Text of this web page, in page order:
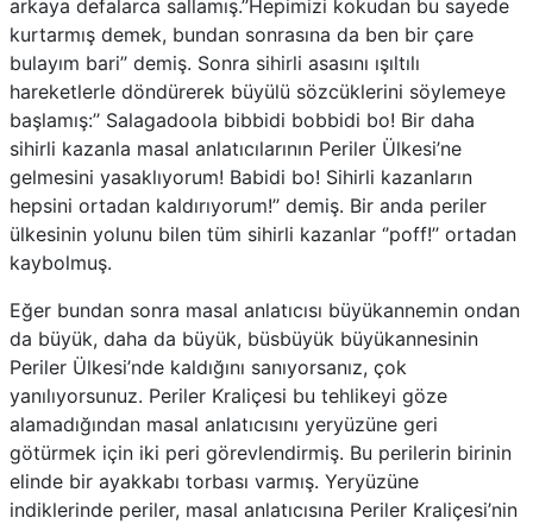
arkaya defalarca sallamış.’’Hepimizi kokudan bu sayede
kurtarmış demek, bundan sonrasına da ben bir çare
bulayım bari’’ demiş. Sonra sihirli asasını ışıltılı
hareketlerle döndürerek büyülü sözcüklerini söylemeye
başlamış:’’ Salagadoola bibbidi bobbidi bo! Bir daha
sihirli kazanla masal anlatıcılarının Periler Ülkesi’ne
gelmesini yasaklıyorum! Babidi bo! Sihirli kazanların
hepsini ortadan kaldırıyorum!’’ demiş. Bir anda periler
ülkesinin yolunu bilen tüm sihirli kazanlar ‘’poff!’’ ortadan
kaybolmuş.
Eğer bundan sonra masal anlatıcısı büyükannemin ondan
da büyük, daha da büyük, büsbüyük büyükannesinin
Periler Ülkesi’nde kaldığını sanıyorsanız, çok
yanılıyorsunuz. Periler Kraliçesi bu tehlikeyi göze
alamadığından masal anlatıcısını yeryüzüne geri
götürmek için iki peri görevlendirmiş. Bu perilerin birinin
elinde bir ayakkabı torbası varmış. Yeryüzüne
indiklerinde periler, masal anlatıcısına Periler Kraliçesi’nin